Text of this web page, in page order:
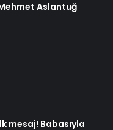
Aslantuğ
mesaj! Babasıyla